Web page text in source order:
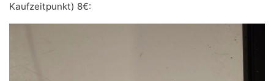
Kaufzeitpunkt) 8€: